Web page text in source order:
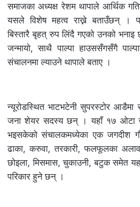
समाजका अध्यक्ष रेशम थापाले आर्थिक
यसले विशेष महत्व राख्ने बताउँछन् ।
बिस्तारै बृहत् रुप लिंदै गएको उनको
जन्मायो, साथै पाल्पा हाउससँगसँगै
संचालनमा ल्याउने थापाले बताए ।
न्यूरोडस्थित भाटभटेनी सुपरस्टोर आडैमा
जना शेयर सदस्य छन् । यहाँ १७ ओटा
भइसकेको संचालकमध्येका एक जगदीश
ढाका, करुवा, तरकारी, फलफूलका
छोइला, मिसमास, चुकाउनी, बटुक समेत
परिकार हुने छन् ।